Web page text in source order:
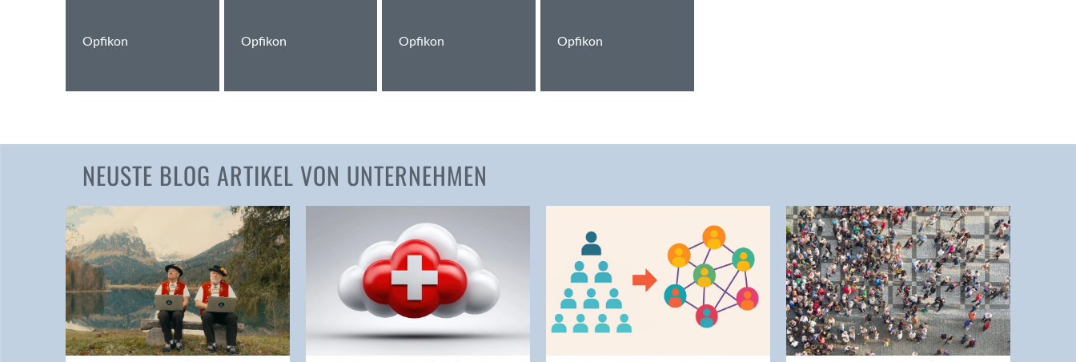
Andelfingen
Benken (SG)
Bergdietikon
Berlin
Opfikon Opfikon Opfikon Opfikon
NEUSTE BLOG ARTIKEL VON UNTERNEHMEN